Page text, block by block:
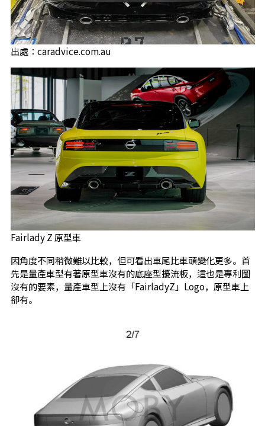
出處：caradvice.com.au
Fairlady Z 原型車
因角度不同稍微難以比較，但可看出車尾比車頭變化更多。首
先是量產車型有著原型車沒有的底座型擾流板，這也是專利圖
沒有的要素，量產車型上沒有「FairladyZ」Logo，原型車上
卻有。